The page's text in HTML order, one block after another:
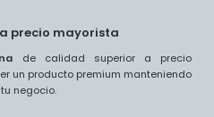
precio mayorista
de calidad superior a precio
un producto premium manteniendo
negocio.